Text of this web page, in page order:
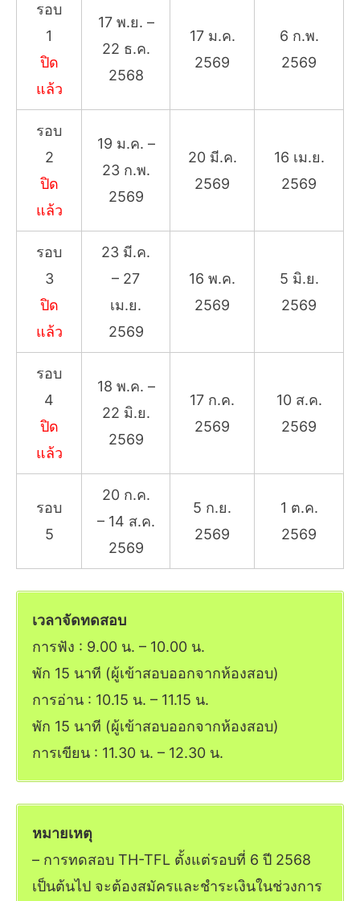
รอบ
1
ปิด
แล้ว
17 พ.ย. –
22 ธ.ค.
2568
17 ม.ค.
2569
6 ก.พ.
2569
รอบ
2
ปิด
แล้ว
19 ม.ค. –
23 ก.พ.
2569
20 มี.ค.
2569
16 เม.ย.
2569
รอบ
3
ปิด
แล้ว
23 มี.ค.
– 27
เม.ย.
2569
16 พ.ค.
2569
5 มิ.ย.
2569
รอบ
4
ปิด
แล้ว
18 พ.ค. –
22 มิ.ย.
2569
17 ก.ค.
2569
10 ส.ค.
2569
รอบ
5
20 ก.ค.
– 14 ส.ค.
2569
5 ก.ย.
2569
1 ต.ค.
2569
เวลาจัดทดสอบ
การฟัง : 9.00 น. – 10.00 น.
พัก 15 นาที (ผู้เข้าสอบออกจากห้องสอบ)
การอ่าน : 10.15 น. – 11.15 น.
พัก 15 นาที (ผู้เข้าสอบออกจากห้องสอบ)
การเขียน : 11.30 น. – 12.30 น.
หมายเหตุ
– การทดสอบ TH-TFL ตั้งแต่รอบที่ 6 ปี 2568
เป็นต้นไป จะต้องสมัครและชำระเงินในช่วงการ